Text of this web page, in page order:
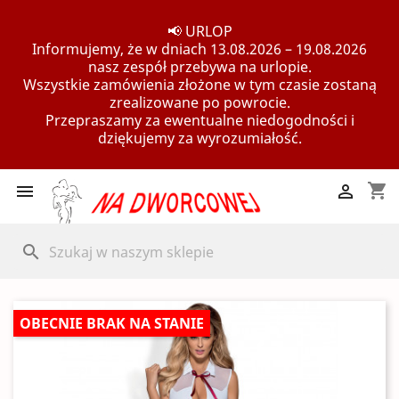
📢 URLOP
Informujemy, że w dniach 13.08.2026 – 19.08.2026
nasz zespół przebywa na urlopie.
Wszystkie zamówienia złożone w tym czasie zostaną
zrealizowane po powrocie.
Przepraszamy za ewentualne niedogodności i
dziękujemy za wyrozumiałość.
 shopping_cart

search
OBECNIE BRAK NA STANIE